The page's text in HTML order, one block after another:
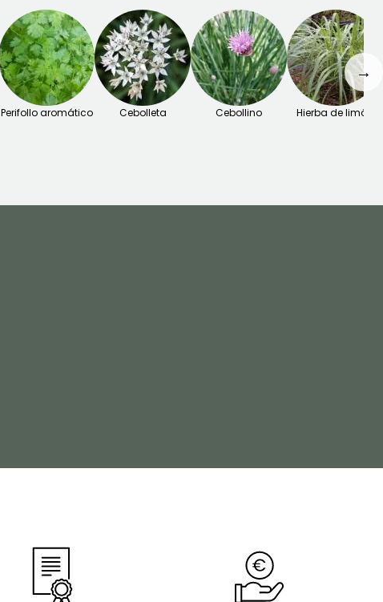
Perifollo aromático Cebolleta Cebollino Hierba de limón
→